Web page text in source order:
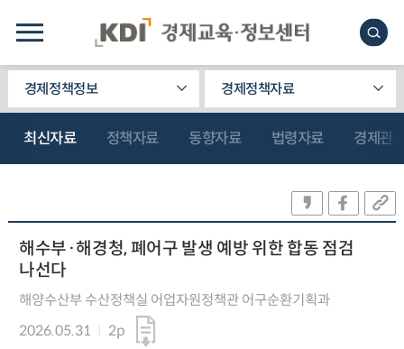
경제정책정보 경제정책자료
최신자료 정책자료 동향자료 법령자료 경제관
해수부·해경청, 폐어구 발생 예방 위한 합동 점검
나선다
해양수산부 수산정책실 어업자원정책관 어구순환기획과
2026.05.31
2p